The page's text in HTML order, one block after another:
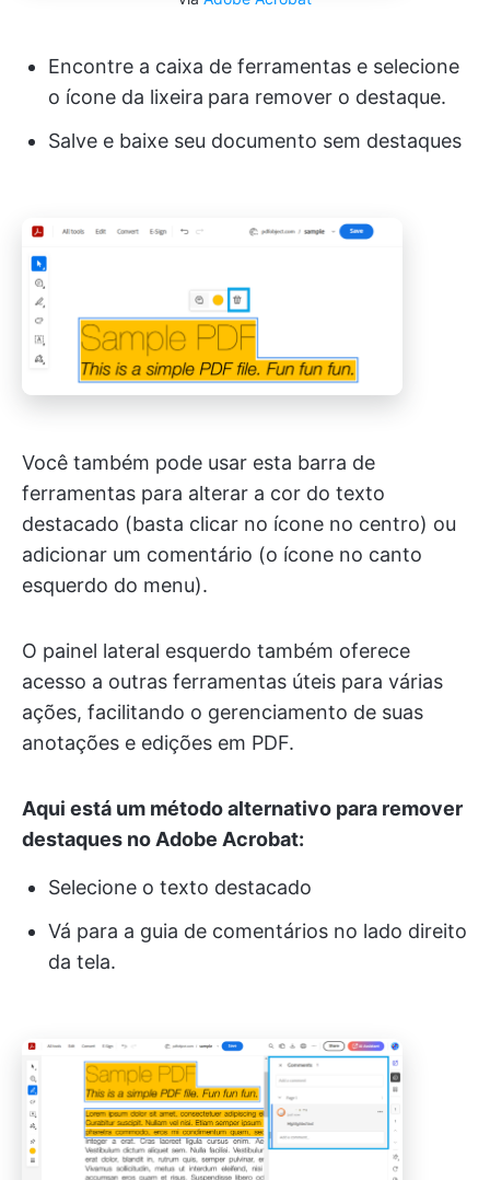
Encontre a caixa de ferramentas e selecione
o ícone da lixeira para remover o destaque.
Salve e baixe seu documento sem destaques
Você também pode usar esta barra de
ferramentas para alterar a cor do texto
destacado (basta clicar no ícone no centro) ou
adicionar um comentário (o ícone no canto
esquerdo do menu).
O painel lateral esquerdo também oferece
acesso a outras ferramentas úteis para várias
ações, facilitando o gerenciamento de suas
anotações e edições em PDF.
Aqui está um método alternativo para remover
destaques no Adobe Acrobat:
Selecione o texto destacado
Vá para a guia de comentários no lado direito
da tela.